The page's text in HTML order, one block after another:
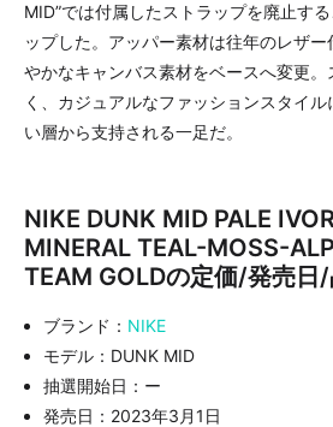
MID”では付属したストラップを廃止す
ップした。アッパー素材は往年のレザ
やかなキャンバス素材をベースへ変更
く、カジュアルなファッションスタイ
い層から支持される一足だ。
NIKE DUNK MID PALE
MINERAL TEAL-MOSS-
TEAM GOLDの定価/発売日
ブランド： NIKE
モデル：DUNK MID
抽選開始日：ー
発売日：2023年3月1日